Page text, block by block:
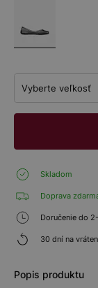
Vyberte veľkosť
Skladom
Doprava
Doručenie do
30 dní na
Popis produktu